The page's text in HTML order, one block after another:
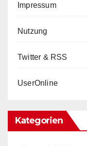
Impressum
Nutzung
Twitter & RSS
UserOnline
Kategorien